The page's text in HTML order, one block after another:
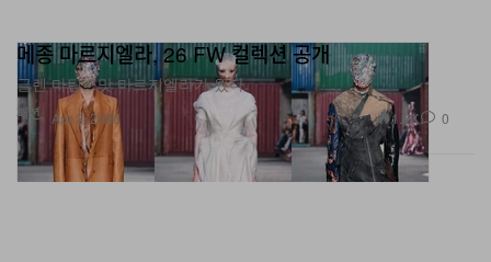
패션
글렌 마틴스맛 마르지엘라가 왔다.
Apr 2, 2026 1.2K